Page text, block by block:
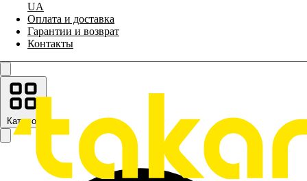
UA
Оплата и доставка
Гарантии и возврат
Контакты
Каталог